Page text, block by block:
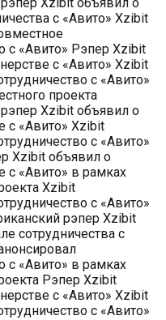
с «Авито» Xzibit
с «Авито» Рэпер Xzibit
с «Авито» Xzibit
с «Авито»
проекта
Xzibit объявил о
с «Авито» Xzibit
с «Авито»
Xzibit объявил о
с «Авито» в рамках
Xzibit
с «Авито»
рэпер Xzibit
сотрудничества с
с «Авито» в рамках
Рэпер Xzibit
с «Авито» Xzibit
с «Авито»